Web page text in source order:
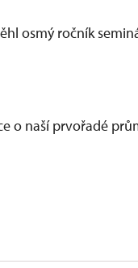
osmý ročník
o naší prvořadé